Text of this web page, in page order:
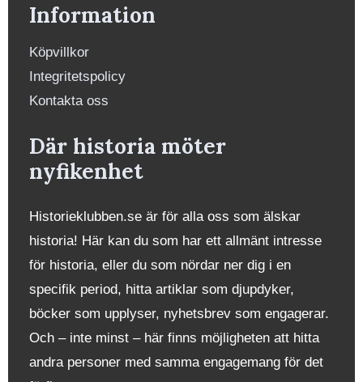
Information
Köpvillkor
Integritetspolicy
Kontakta oss
Där historia möter
nyfikenhet
Historieklubben.se är för alla oss som älskar
historia! Här kan du som har ett allmänt intresse
för historia, eller du som nördar ner dig i en
specifik period, hitta artiklar som djupdyker,
böcker som upplyser, nyhetsbrev som engagerar.
Och – inte minst – här finns möjligheten att hitta
andra personer med samma engagemang för det